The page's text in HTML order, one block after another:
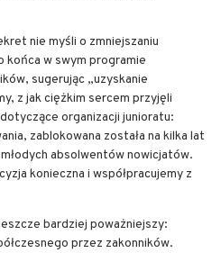
nie myśli o zmniejszaniu
końca w swym programie
sugerując „uzyskanie
z jak ciężkim sercem przyjęli
organizacji junioratu:
zablokowana została na kilka lat
absolwentów nowicjatów.
konieczna i współpracujemy z
bardziej poważniejszy:
przez zakonników.